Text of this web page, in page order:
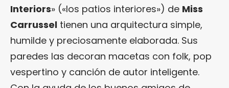
Interiors» («los patios interiores») de Miss
Carrussel tienen una arquitectura simple,
humilde y preciosamente elaborada. Sus
paredes las decoran macetas con folk, pop
vespertino y canción de autor inteligente.